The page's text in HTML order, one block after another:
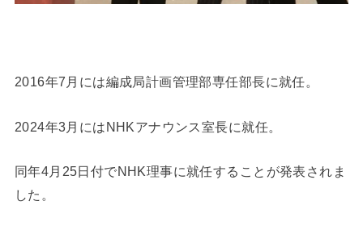
2016年7月には編成局計画管理部専任部長に就任。
2024年3月にはNHKアナウンス室長に就任。
同年4月25日付でNHK理事に就任することが発表されま
した。